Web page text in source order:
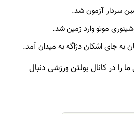
را در کانال بولتن ورزشی دنبال